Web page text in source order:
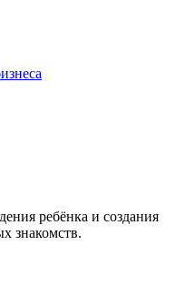
ребёнка и создания
знакомств.